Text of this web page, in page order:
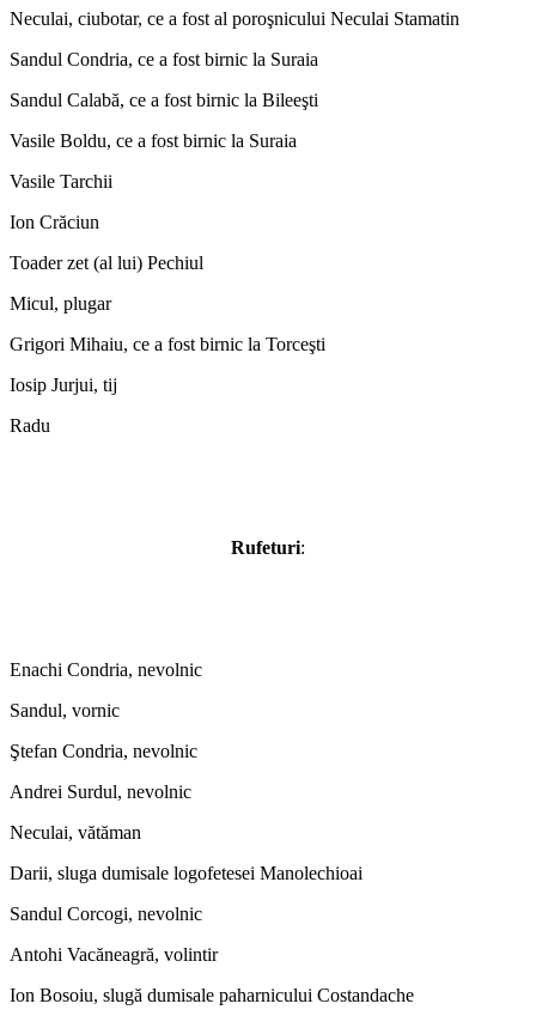
Neculai, ciubotar, ce a fost al poroşnicului Neculai Stamatin
Sandul Condria, ce a fost birnic la Suraia
Sandul Calabă, ce a fost birnic la Bileeşti
Vasile Boldu, ce a fost birnic la Suraia
Vasile Tarchii
Ion Crăciun
Toader zet (al lui) Pechiul
Micul, plugar
Grigori Mihaiu, ce a fost birnic la Torceşti
Iosip Jurjui, tij
Radu
Rufeturi:
Enachi Condria, nevolnic
Sandul, vornic
Ştefan Condria, nevolnic
Andrei Surdul, nevolnic
Neculai, vătăman
Darii, sluga dumisale logofetesei Manolechioai
Sandul Corcogi, nevolnic
Antohi Vacăneagră, volintir
Ion Bosoiu, slugă dumisale paharnicului Costandache